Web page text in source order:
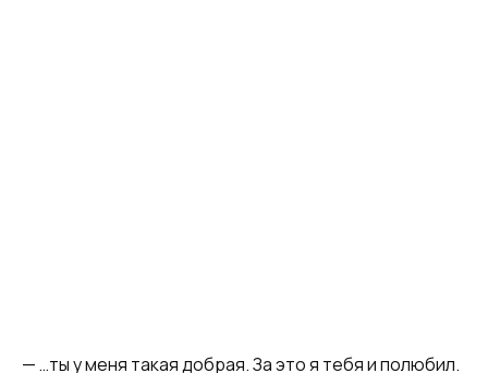
— …ты у меня такая добрая. За это я тебя и полюбил.